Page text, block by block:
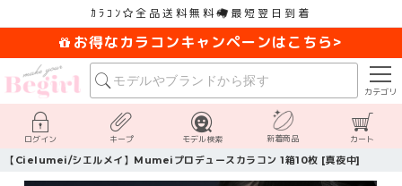
ｶﾗｺﾝ 全品送料無料 最短翌日到着
お得なカラコンキャンペーンはこちら>
カテゴリ
ログイン キープ モデル検索 新着商品 カート
【Cielumei/シエルメイ】Mumeiプロデュースカラコン 1箱10枚 [真夜中]